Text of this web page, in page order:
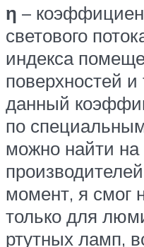
η –
светового
индекса
поверхностей
данный
по
можно найти на
момент, я смог
только для
ртутных ламп,